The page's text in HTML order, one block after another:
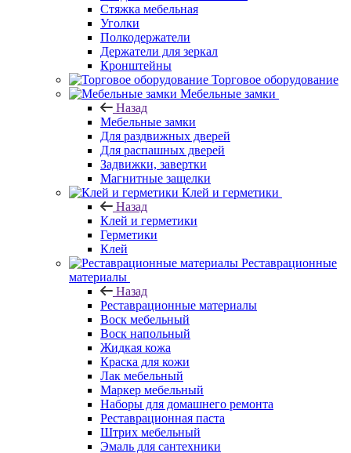
Стяжка мебельная
Уголки
Полкодержатели
Держатели для зеркал
Кронштейны
Торговое оборудование
Мебельные замки
Назад
Мебельные замки
Для раздвижных дверей
Для распашных дверей
Задвижки, завертки
Магнитные защелки
Клей и герметики
Назад
Клей и герметики
Герметики
Клей
Реставрационные
материалы
Назад
Реставрационные материалы
Воск мебельный
Воск напольный
Жидкая кожа
Краска для кожи
Лак мебельный
Маркер мебельный
Наборы для домашнего ремонта
Реставрационная паста
Штрих мебельный
Эмаль для сантехники